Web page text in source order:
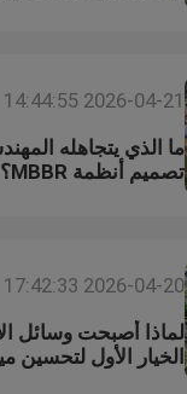
2026-04-21 14:44:55
ما الذي يتجاهله
تصميم أنظمة MBBR؟
2026-04-20 17:42:33
الخيار الأول لتحسين
الصحي البلدية؟